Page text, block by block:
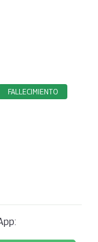
FALLECIMIENTO